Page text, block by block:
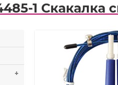
1 Скакалка
+